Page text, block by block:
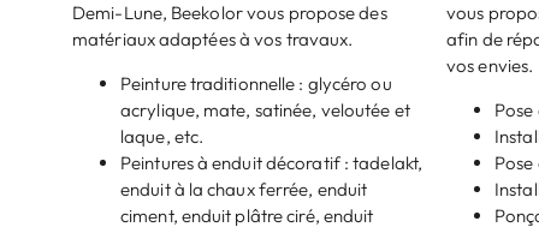
Demi-Lune, Beekolor vous propose des
matériaux adaptées à vos travaux.
Peinture traditionnelle : glycéro ou
acrylique, mate, satinée, veloutée et
laque, etc.
Peintures à enduit décoratif : tadelakt,
enduit à la chaux ferrée, enduit
ciment, enduit plâtre ciré, enduit
vous
afin de
vos envies.